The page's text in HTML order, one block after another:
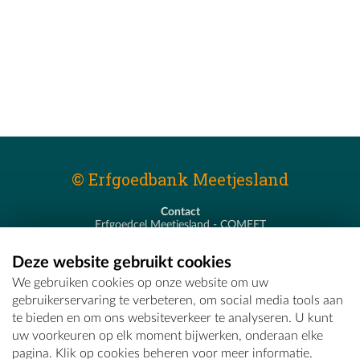
© Erfgoedbank Meetjesland
Contact
Erfgoedcel Meetjesland - COMEET
T - 09 373 75 96
E -erfgoedcel@comeet.be
Deze website gebruikt cookies
We gebruiken cookies op onze website om uw
gebruikerservaring te verbeteren, om social media tools aan
te bieden en om ons websiteverkeer te analyseren. U kunt
uw voorkeuren op elk moment bijwerken, onderaan elke
pagina. Klik op cookies beheren voor meer informatie.